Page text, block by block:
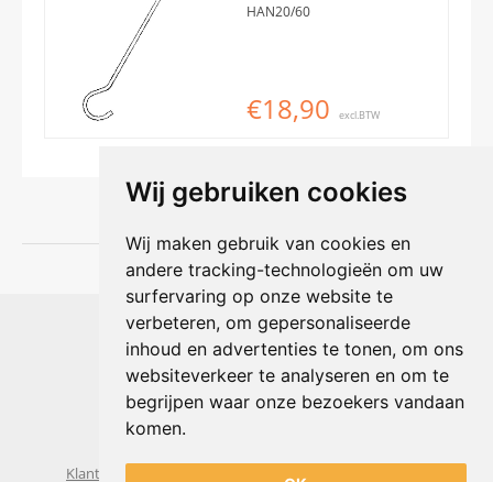
Wij gebruiken cookies
Wij maken gebruik van cookies en
andere tracking-technologieën om uw
surfervaring op onze website te
verbeteren, om gepersonaliseerde
inhoud en advertenties te tonen, om ons
websiteverkeer te analyseren en om te
begrijpen waar onze bezoekers vandaan
komen.
HAN20/60
€18,90 excl.BTW
Shophouse online
Max Planckstraat 4
6716 BE Ede, Nederland
Telefoon:+31(0)318 618 121
E-mail: info@shophouse.nl
Geopend: ma t/m vr 09:00-17:00 uur
Klantenservice
Algemene voorwaarden